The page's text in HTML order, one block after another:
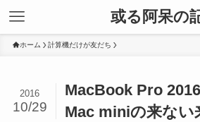
或る阿呆の
ホーム 計算機だけが友だち
MacBook Pro
Mac miniの来ない
2016
10/29